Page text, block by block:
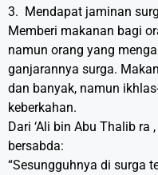
3. Mendapat jaminan
Memberi makanan bagi
namun orang yang
ganjarannya surga.
dan banyak, namun
keberkahan.
Dari ‘Ali bin Abu Thalib ra
bersabda:
“Sesungguhnya di surga